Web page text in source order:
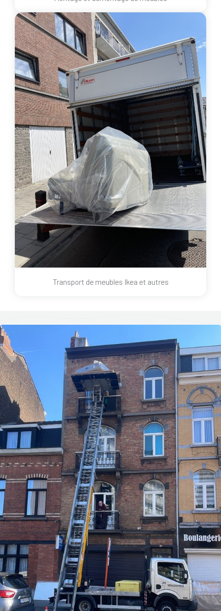
Transport de meubles Ikea et autres